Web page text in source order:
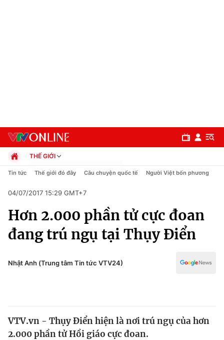
Chuyên mục
Chính trị
THẾ GIỚI
Chính trị
Pháp luật
Kinh tế
Thể thao
Truyền hình
Y tế
Tin tức Thế giới đó đây Câu chuyện quốc tế Người Việt bốn phương
04/07/2017 15:29 GMT+7
Hơn 2.000 phần tử cực đoan
đang trú ngụ tại Thụy Điển
Nhật Anh (Trung tâm Tin tức VTV24)
VTV.vn - Thụy Điển hiện là nơi trú ngụ của hơn
2.000 phần tử Hồi giáo cực đoan.